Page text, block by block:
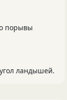
порывы
ландышей.